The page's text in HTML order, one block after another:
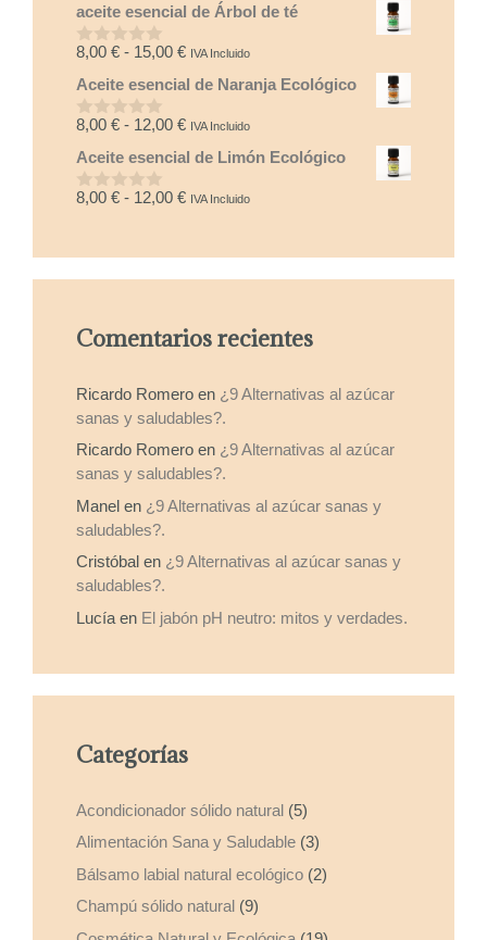
e
5
aceite esencial de Árbol de té
0
e
5
8,00 € - 15,00 €Rango
de
desde
15,00 €
IVA Incluido
Aceite esencial de Naranja Ecológico
0
e
5
8,00 € - 12,00 €Rango
de
desde
IVA Incluido
Aceite esencial de Limón Ecológico
0
8,00 € - 12,00 €Rango
12,00 €
IVA Incluido
Comentarios recientes
Ricardo Romero en ¿9 Alternativas al azúcar
sanas y saludables?.
Ricardo Romero en ¿9 Alternativas al azúcar
sanas y saludables?.
Manel en ¿9 Alternativas al azúcar sanas y
saludables?.
Cristóbal en ¿9 Alternativas al azúcar sanas y
saludables?.
Lucía en El jabón pH neutro: mitos y verdades.
Categorías
Acondicionador sólido natural (5)
Alimentación Sana y Saludable (3)
Bálsamo labial natural ecológico (2)
Champú sólido natural (9)